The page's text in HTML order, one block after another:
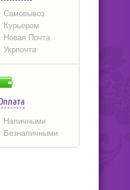
Самовывоз
Курьером
Новая Почта
Укрпочта
Наличными
Безналичными